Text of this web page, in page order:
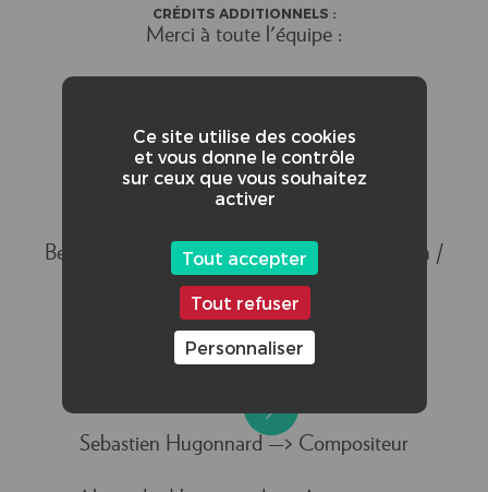
CRÉDITS ADDITIONNELS :
Merci à toute l'équipe :
Morgan l’Hostis —> Actrice
Dylan Charruau —> Acteur
Benjamin Thouet —> Technicien image et son /
Monteur son
Benjamin Derozin —> Maquilleur
Sebastien Hugonnard —> Compositeur
Ce site utilise des cookies
et vous donne le contrôle
sur ceux que vous souhaitez
activer
Tout accepter
Tout refuser
Personnaliser